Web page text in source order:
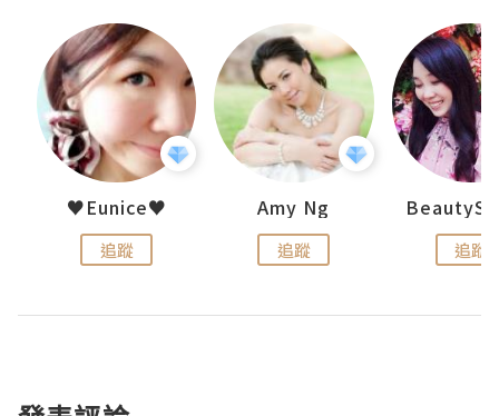
♥Eunice♥
追蹤
Amy Ng
追蹤 追蹤